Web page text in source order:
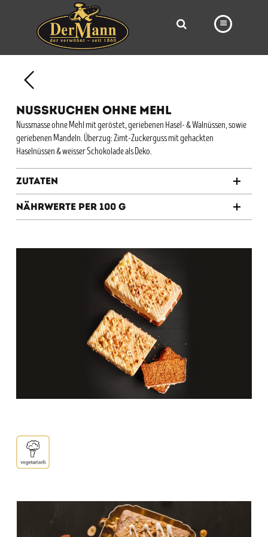
BÄCKEREI
BROTWAY
KARRIERE
NUSSKUCHEN OHNE MEHL
Nussmasse ohne Mehl mit geröstet, geriebenen Hasel- & Walnüssen, sowie
geriebenen Mandeln. Überzug: Zimt-Zuckerguss mit gehackten
Haselnüssen & weisser Schokolade als Deko.
Zutaten
Nährwerte per 100 g